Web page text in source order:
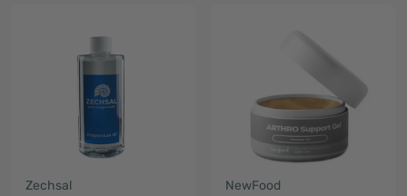
Zechsal NewFood